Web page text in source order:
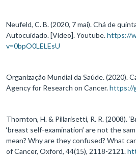
Neufeld, C. B. (2020, 7 mai). Chá de
Autocuidado. [Vídeo]. Youtube.https://
v=0bpO0LELEsU
Organização Mundial da Saúde. (2020).
Agency for Research on Cancer.https://
Thornton, H. & Pillarisetti, R. R. (2008).
‘breast self-examination’ are not the
mean? Why are they confused? What
of Cancer, Oxford, 44(15), 2118-2121.